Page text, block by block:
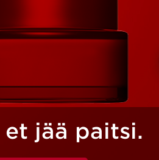
jää paitsi.